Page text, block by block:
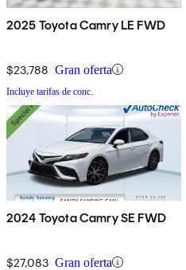
2025 Toyota Camry LE FWD
$23,788 Gran oferta
Incluye tarifas de conc.
2024 Toyota Camry SE FWD
$27,083 Gran oferta